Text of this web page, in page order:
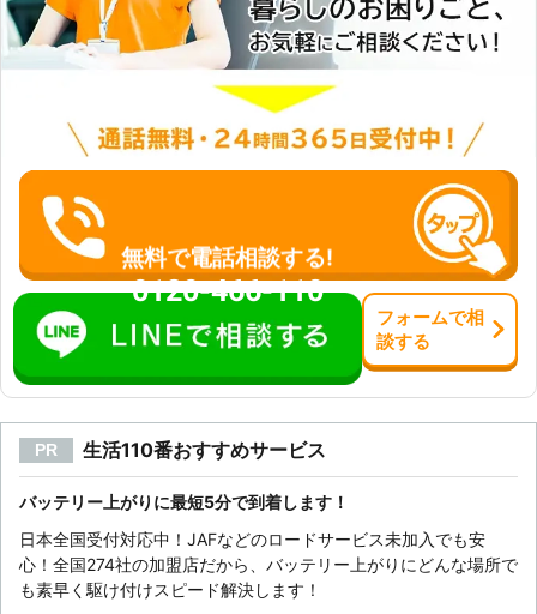
人にとって、突然車が使えなくなると
困ってしまいますよね。 そのため、
少しでも早く問題を解決したいと思う
方も多いはず。 そのようなときは弊
社「サンダーバードインターナショナ
ル」をご利用ください。 弊社は24時
間365日、お客様からの車の“困っ
た”に対応しております。 年中無休で
のサポート体制だからこそ、どこより
も返答が素早く、迅速な対応が期待で
きます。 お客様の状況を伺い、ロー
ドサービスを提供いたします。 車の
バッテリー上がりはもちろん、ガス欠
やタイヤ交換などそれ以外の自動車ト
ラブルもお任せください。 弊社はお
客様の心強い味方として、自動車トラ
ブルを解決しております。 【バッテ
リー寿命は3年！？バッテリー交換を
した方がいい前兆とは？】 車のバッ
テリー寿命は、約2年～3年と言われ
した際はバッテリーが弱っていますの
で早めのバッテリー交換をおすすめし
ます。 ・車のエンジンの掛かりが悪
無料で電話相談する!
0120-466-110
フォームで相
談する
PR 生活110番おすすめサービス
バッテリー上がりに最短5分で到着します！
日本全国受付対応中！JAFなどのロードサービス未加入でも安
心！全国274社の加盟店だから、バッテリー上がりにどんな場所で
も素早く駆け付けスピード解決します！